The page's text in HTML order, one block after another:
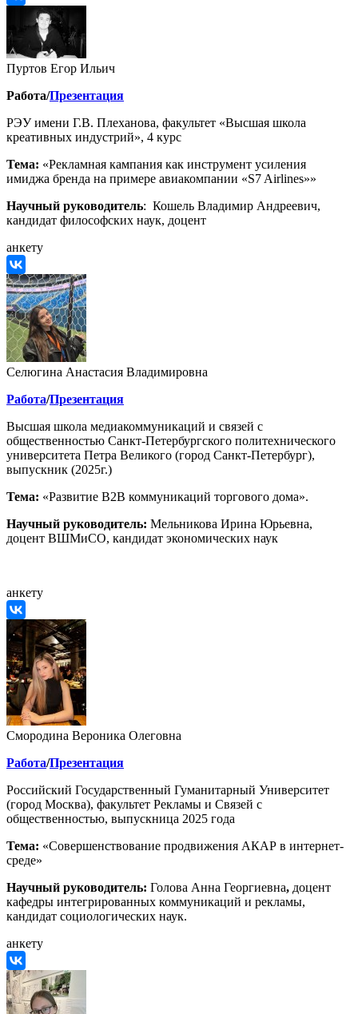
Пуртов Егор Ильич
Работа/Презентация
РЭУ имени Г.В. Плеханова, факультет «Высшая школа
креативных индустрий», 4 курс
Тема: «Рекламная кампания как инструмент усиления
имиджа бренда на примере авиакомпании «S7 Airlines»»
Научный руководитель: Кошель Владимир Андреевич,
кандидат философских наук, доцент
анкету
Селюгина Анастасия Владимировна
Работа/Презентация
Высшая школа медиакоммуникаций и связей с
общественностью Санкт-Петербургского политехнического
университета Петра Великого (город Санкт-Петербург),
выпускник (2025г.)
Тема: «Развитие B2B коммуникаций торгового дома».
Научный руководитель: Мельникова Ирина Юрьевна,
доцент ВШМиСО, кандидат экономических наук
анкету
Смородина Вероника Олеговна
Работа/Презентация
Российский Государственный Гуманитарный Университет
(город Москва), факультет Рекламы и Связей с
общественностью, выпускница 2025 года
Тема: «Совершенствование продвижения АКАР в интернет-
среде»
Научный руководитель: Голова Анна Георгиевна, доцент
кафедры интегрированных коммуникаций и рекламы,
кандидат социологических наук.
анкету